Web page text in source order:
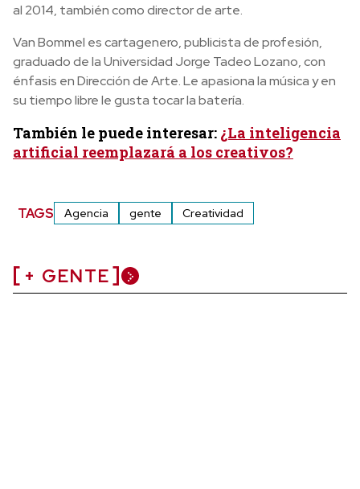
al 2014, también como director de arte.
Van Bommel es cartagenero, publicista de profesión,
graduado de la Universidad Jorge Tadeo Lozano, con
énfasis en Dirección de Arte. Le apasiona la música y en
su tiempo libre le gusta tocar la batería.
También le puede interesar: ¿La inteligencia
artificial reemplazará a los creativos?
TAGS Agencia gente Creatividad
+ GENTE